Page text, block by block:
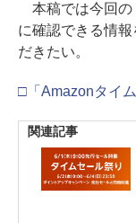
本稿では今回の
に確認できる情
だきたい。
□「Amazonタイ
関連記事